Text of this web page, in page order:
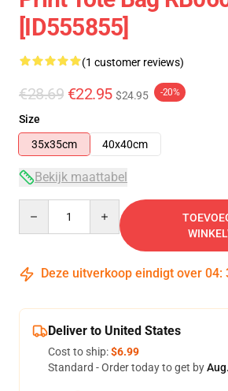
[ID555855]
(1 customer reviews)
€28.69 €22.95 $24.95 -20%
Size
35x35cm
40x40cm
Bekijk maattabel
Deze uitverkoop eindigt over 04:
Deliver to United States
Cost to ship:$6.99
Standard - Order today to get by